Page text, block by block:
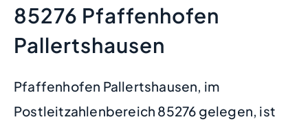
85276 Pfaffenhofen
Pallertshausen
Pfaffenhofen Pallertshausen, im
Postleitzahlenbereich 85276 gelegen, ist